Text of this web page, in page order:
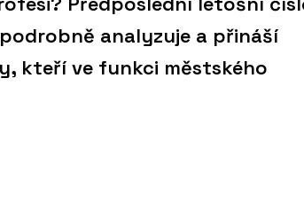
analyzuje a přináší
kteří ve funkci městského